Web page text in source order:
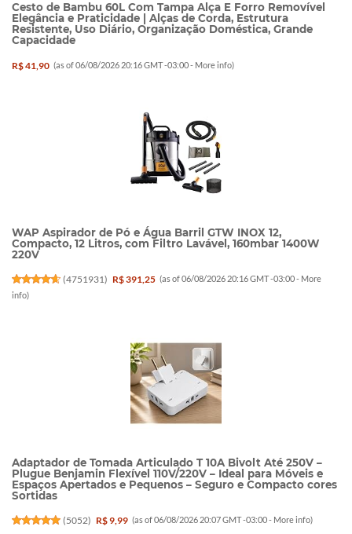
Cesto de Bambu 60L Com Tampa Alça E Forro Removível
Elegância e Praticidade | Alças de Corda, Estrutura
Resistente, Uso Diário, Organização Doméstica, Grande
Capacidade
R$ 41,90 (as of 06/08/2026 20:16 GMT -03:00 - More info)
WAP Aspirador de Pó e Água Barril GTW INOX 12,
Compacto, 12 Litros, com Filtro Lavável, 160mbar 1400W
220V
(4751931) R$ 391,25 (as of 06/08/2026 20:16 GMT -03:00 - More
info)
Adaptador de Tomada Articulado T 10A Bivolt Até 250V –
Plugue Benjamin Flexível 110V/220V – Ideal para Móveis e
Espaços Apertados e Pequenos – Seguro e Compacto cores
Sortidas
(5052) R$ 9,99 (as of 06/08/2026 20:07 GMT -03:00 - More info)